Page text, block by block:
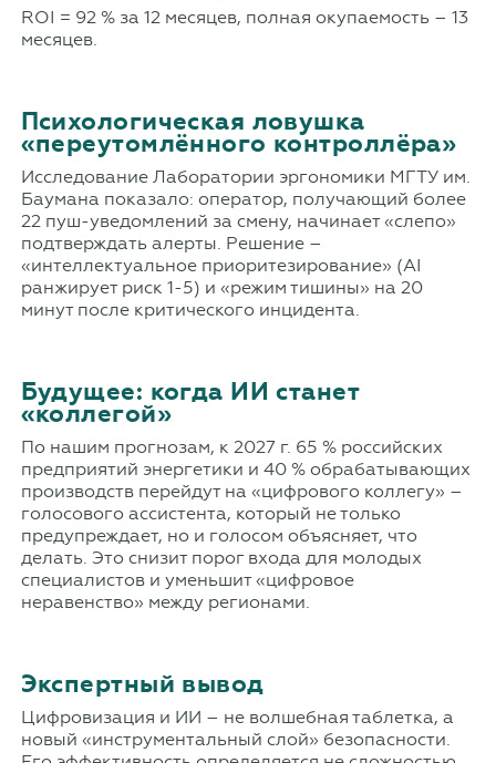
ROI = 92 % за 12 месяцев, полная окупаемость – 13
месяцев.
Психологическая ловушка
«переутомлённого контроллёра»
Исследование Лаборатории эргономики МГТУ им.
Баумана показало: оператор, получающий более
22 пуш-уведомлений за смену, начинает «слепо»
подтверждать алерты. Решение –
«интеллектуальное приоритезирование» (AI
ранжирует риск 1-5) и «режим тишины» на 20
минут после критического инцидента.
Будущее: когда ИИ станет
«коллегой»
По нашим прогнозам, к 2027 г. 65 % российских
предприятий энергетики и 40 % обрабатывающих
производств перейдут на «цифрового коллегу» –
голосового ассистента, который не только
предупреждает, но и голосом объясняет, что
делать. Это снизит порог входа для молодых
специалистов и уменьшит «цифровое
неравенство» между регионами.
Экспертный вывод
Цифровизация и ИИ – не волшебная таблетка, а
новый «инструментальный слой» безопасности.